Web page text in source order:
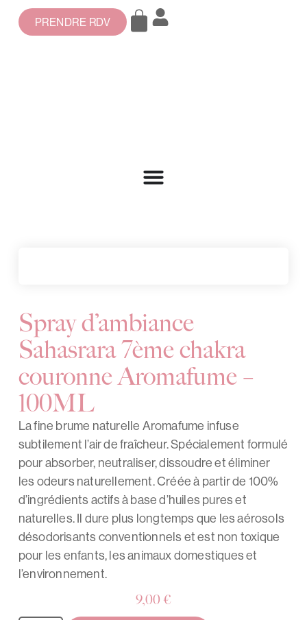
PRENDRE RDV
Spray d’ambiance
Sahasrara 7ème chakra
couronne Aromafume –
100ML
La fine brume naturelle Aromafume infuse
subtilement l’air de fraîcheur. Spécialement formulé
pour absorber, neutraliser, dissoudre et éliminer
les odeurs naturellement. Créée à partir de 100%
d’ingrédients actifs à base d’huiles pures et
naturelles. Il dure plus longtemps que les aérosols
désodorisants conventionnels et est non toxique
pour les enfants, les animaux domestiques et
l’environnement.
9,00 €